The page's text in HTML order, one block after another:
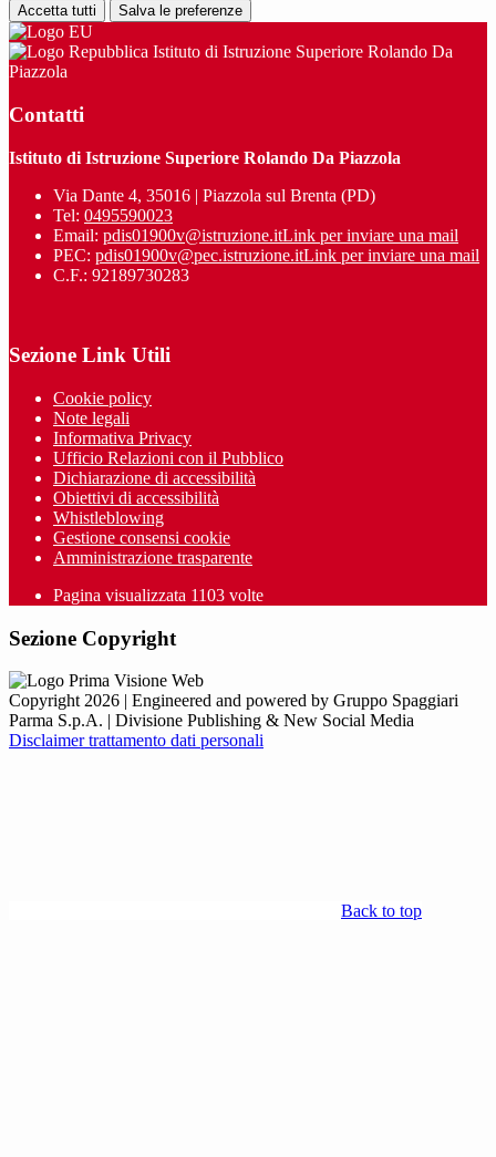
Accetta tutti Salva le preferenze
Istituto di Istruzione Superiore Rolando Da
Piazzola
Contatti
Istituto di Istruzione Superiore Rolando Da Piazzola
Via Dante 4, 35016 | Piazzola sul Brenta (PD)
Tel: 0495590023
Email: pdis01900v@istruzione.itLink per inviare una mail
PEC: pdis01900v@pec.istruzione.itLink per inviare una mail
C.F.: 92189730283
Sezione Link Utili
Cookie policy
Note legali
Informativa Privacy
Ufficio Relazioni con il Pubblico
Dichiarazione di accessibilità
Obiettivi di accessibilità
Whistleblowing
Gestione consensi cookie
Amministrazione trasparente
Pagina visualizzata 1103 volte
Sezione Copyright
Copyright 2026 | Engineered and powered by Gruppo Spaggiari
Parma S.p.A. | Divisione Publishing & New Social Media
Disclaimer trattamento dati personali
Back to top